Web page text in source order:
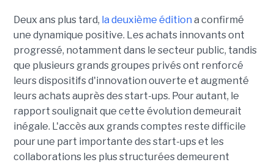
Deux ans plus tard, la deuxième édition a confirmé
une dynamique positive. Les achats innovants ont
progressé, notamment dans le secteur public, tandis
que plusieurs grands groupes privés ont renforcé
leurs dispositifs d'innovation ouverte et augmenté
leurs achats auprès des start-ups. Pour autant, le
rapport soulignait que cette évolution demeurait
inégale. L'accès aux grands comptes reste difficile
pour une part importante des start-ups et les
collaborations les plus structurées demeurent